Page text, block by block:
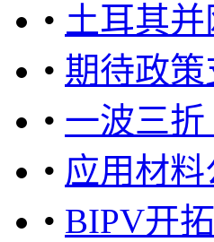
• 土耳其
• 期待政
• 一波三
• 应用材
• BIPV开